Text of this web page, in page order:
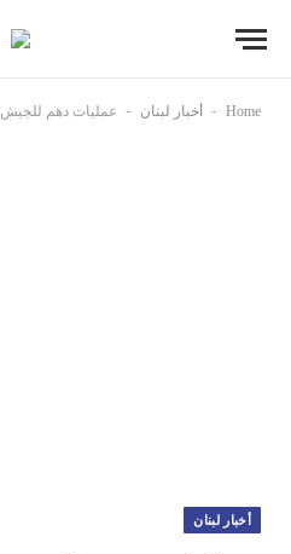
Home
- أخبار لبنان - عمليات دهم للجيش في
أخبار لبنان